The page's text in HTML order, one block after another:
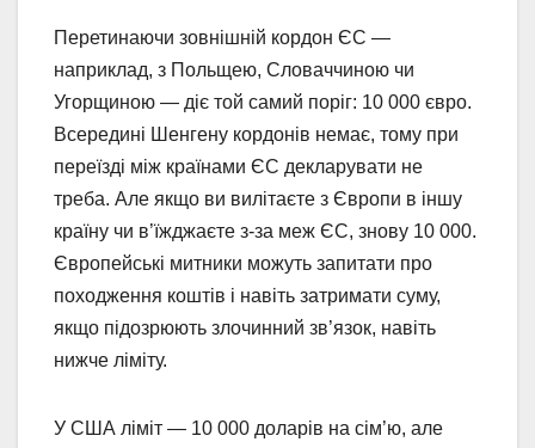
Перетинаючи зовнішній кордон ЄС —
наприклад, з Польщею, Словаччиною чи
Угорщиною — діє той самий поріг: 10 000 євро.
Всередині Шенгену кордонів немає, тому при
переїзді між країнами ЄС декларувати не
треба. Але якщо ви вилітаєте з Європи в іншу
країну чи в’їжджаєте з-за меж ЄС, знову 10 000.
Європейські митники можуть запитати про
походження коштів і навіть затримати суму,
якщо підозрюють злочинний зв’язок, навіть
нижче ліміту.
У США ліміт — 10 000 доларів на сім’ю, але